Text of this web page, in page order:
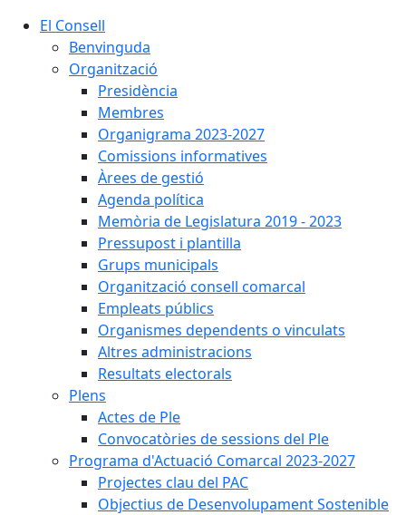
El Consell
Benvinguda
Organització
Presidència
Membres
Organigrama 2023-2027
Comissions informatives
Àrees de gestió
Agenda política
Memòria de Legislatura 2019 - 2023
Pressupost i plantilla
Grups municipals
Organització consell comarcal
Empleats públics
Organismes dependents o vinculats
Altres administracions
Resultats electorals
Plens
Actes de Ple
Convocatòries de sessions del Ple
Programa d'Actuació Comarcal 2023-2027
Projectes clau del PAC
Objectius de Desenvolupament Sostenible